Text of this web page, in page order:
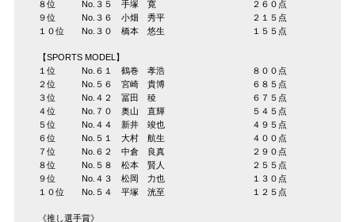
８位 No.３５ 手塚 寛 ２６０点
９位 No.３６ 小畑 秀平 ２１５点
１０位 No.３０ 橋本 悠生 １５５点
【SPORTS MODEL】
１位 No.６１ 鶴巻 孝浩 ８００点
２位 No.５６ 宮崎 貴博 ６８５点
３位 No.４２ 冨田 稜 ６７５点
４位 No.７０ 奥山 直輝 ５４５点
５位 No.４４ 新井 竣也 ４９５点
６位 No.５１ 大村 航生 ４００点
７位 No.６２ 中倉 良真 ２９０点
８位 No.５８ 松本 賢人 ２５５点
９位 No.４３ 松岡 力也 １３０点
１０位 No.５４ 平塚 洸至 １２５点
《推し選手賞》